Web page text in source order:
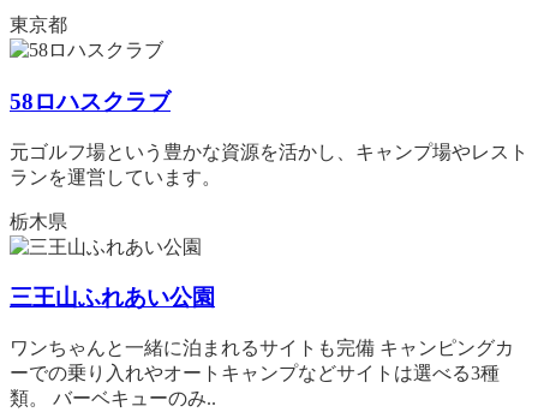
東京都
58ロハスクラブ
元ゴルフ場という豊かな資源を活かし、キャンプ場やレスト
ランを運営しています。
栃木県
三王山ふれあい公園
ワンちゃんと一緒に泊まれるサイトも完備 キャンピングカ
ーでの乗り入れやオートキャンプなどサイトは選べる3種
類。 バーベキューのみ..